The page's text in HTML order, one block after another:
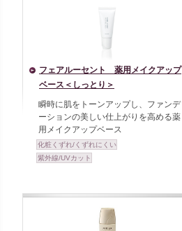
フェアルーセント 薬用メイクアップ
ベース＜しっとり＞
瞬時に肌をトーンアップし、ファンデ
ーションの美しい仕上がりを高める薬
用メイクアップベース
化粧くずれ/くずれにくい
紫外線/UVカット